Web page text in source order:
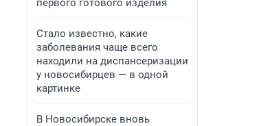
первого готового изделия
Стало известно, какие
заболевания чаще всего
находили на диспансеризации
у новосибирцев — в одной
картинке
В Новосибирске вновь